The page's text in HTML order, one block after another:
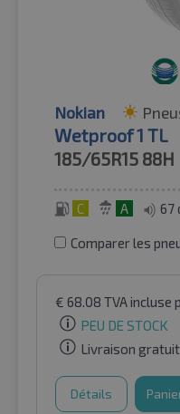
Nokian
Wetproof 1 TL
185/65R15 88H
C A 67
Comparer les
€ 68.08 TVA incluse
PEU DE STOCK
Livraison
Détails